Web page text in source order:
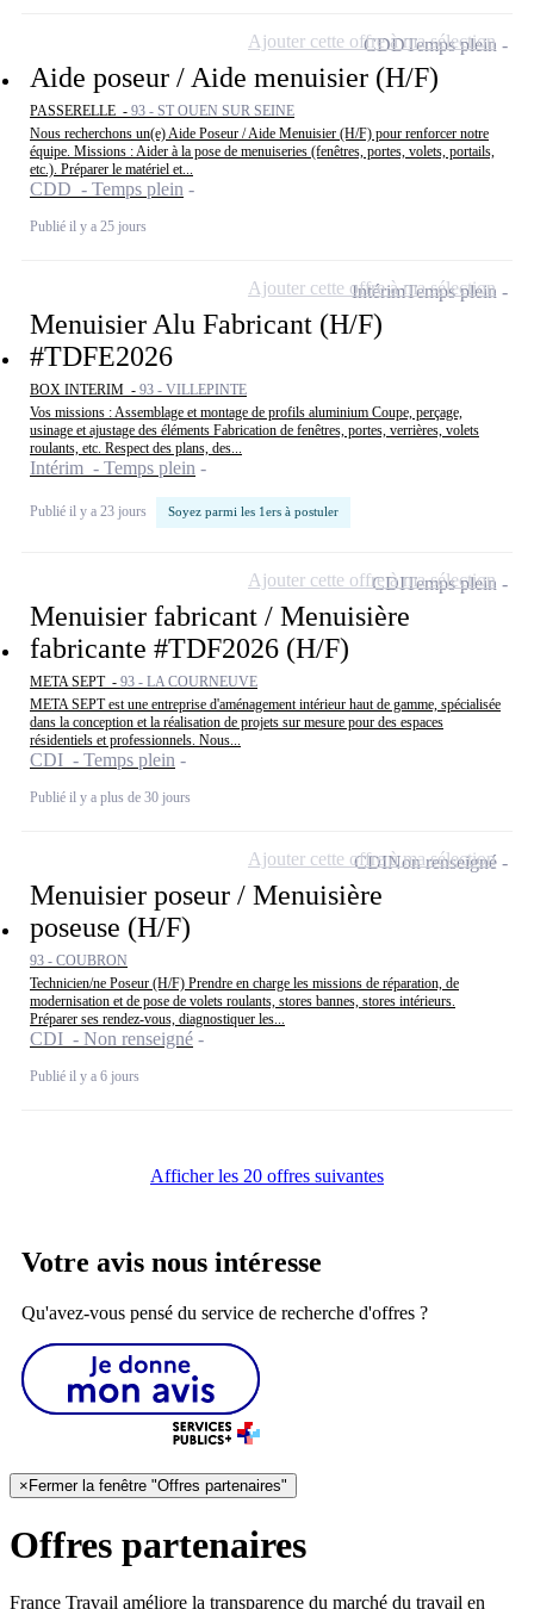
Aide poseur / Aide menuisier (H/F)
PASSERELLE - 93 - ST OUEN SUR SEINE
Nous recherchons un(e) Aide Poseur / Aide Menuisier (H/F) pour renforcer notre
équipe. Missions : Aider à la pose de menuiseries (fenêtres, portes, volets, portails,
etc.). Préparer le matériel et...
CDD - Temps plein
Publié il y a 25 jours
CDDTemps plein
Ajouter cette offre à ma sélection
Menuisier Alu Fabricant (H/F)
#TDFE2026
BOX INTERIM - 93 - VILLEPINTE
Vos missions : Assemblage et montage de profils aluminium Coupe, perçage,
usinage et ajustage des éléments Fabrication de fenêtres, portes, verrières, volets
roulants, etc. Respect des plans, des...
Intérim - Temps plein
Publié il y a 23 jours Soyez parmi les 1ers à postuler
IntérimTemps plein
Ajouter cette offre à ma sélection
Menuisier fabricant / Menuisière
fabricante #TDF2026 (H/F)
META SEPT - 93 - LA COURNEUVE
META SEPT est une entreprise d'aménagement intérieur haut de gamme, spécialisée
dans la conception et la réalisation de projets sur mesure pour des espaces
résidentiels et professionnels. Nous...
CDI - Temps plein
Publié il y a plus de 30 jours
CDITemps plein
Ajouter cette offre à ma sélection
Menuisier poseur / Menuisière
poseuse (H/F)
93 - COUBRON
Technicien/ne Poseur (H/F) Prendre en charge les missions de réparation, de
modernisation et de pose de volets roulants, stores bannes, stores intérieurs.
Préparer ses rendez-vous, diagnostiquer les...
CDI - Non renseigné
Publié il y a 6 jours
CDINon renseigné
Ajouter cette offre à ma sélection
Afficher les 20 offres suivantes
Votre avis nous intéresse
Qu'avez-vous pensé du service de recherche d'offres ?
×Fermer la fenêtre "Offres partenaires"
Offres partenaires
France Travail améliore la transparence du marché du travail en